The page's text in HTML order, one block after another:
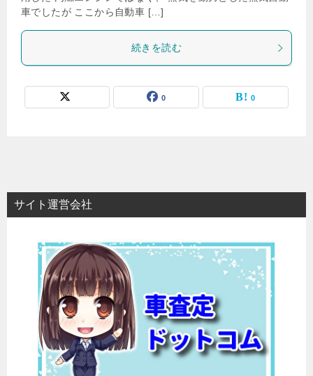
車でしたが ここから自動車 […]
続きを読む
0 0
サイト運営会社